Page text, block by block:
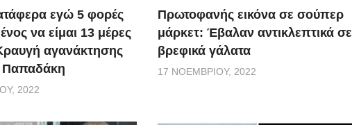
εγώ 5 φορές
να είμαι 13 μέρες
αγανάκτησης
Παπαδάκη
2022
Πρωτοφανής εικόνα σε σούπερ
μάρκετ: Έβαλαν αντικλεπτικά σε
βρεφικά γάλατα
17 ΝΟΕΜΒΡΊΟΥ, 2022